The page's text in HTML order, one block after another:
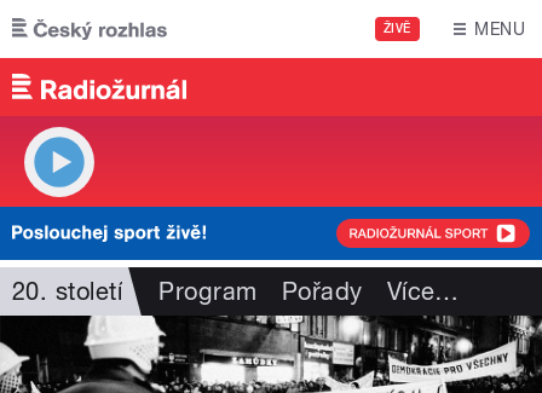
Přejít k hlavnímu obsahu
ŽIVĚ MENU
20. století Program Pořady Více…